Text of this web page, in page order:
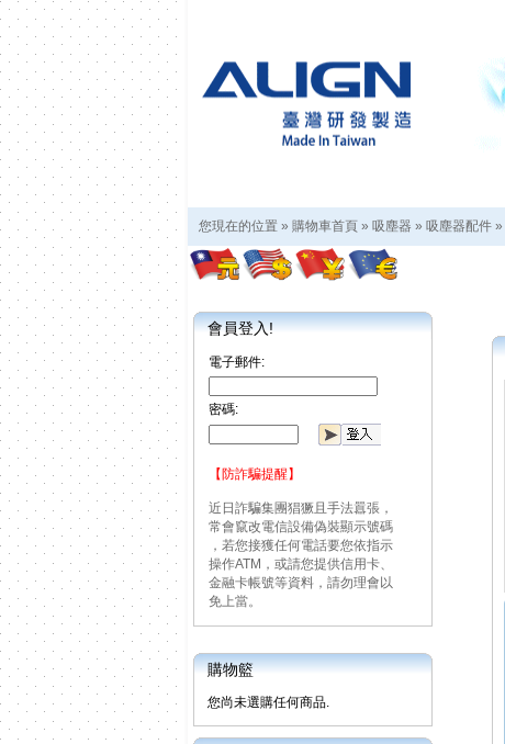
您現在的位置 » 購物車首頁 » 吸塵器 » 吸塵器配件 »
會員登入!
電子郵件:
密碼:
【防詐騙提醒】
近日詐騙集團猖獗且手法囂張，
常會竄改電信設備偽裝顯示號碼
，若您接獲任何電話要您依指示
操作ATM，或請您提供信用卡、
金融卡帳號等資料，請勿理會以
免上當。
購物籃
您尚未選購任何商品.